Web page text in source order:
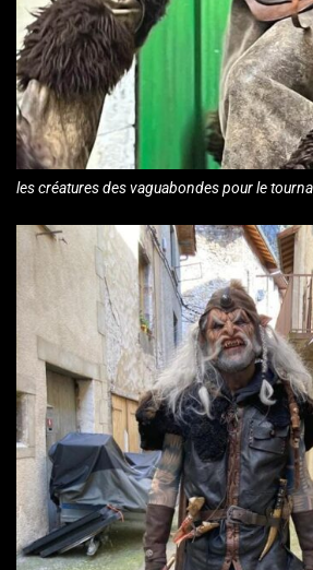
les créatures des vaguabondes pour le